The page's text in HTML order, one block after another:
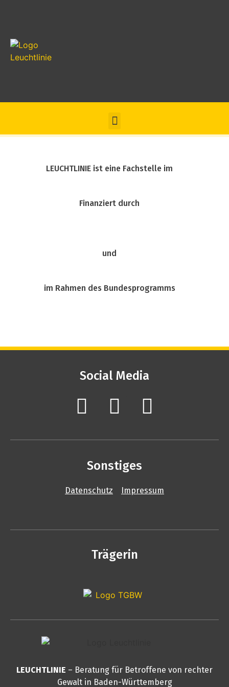
LEUCHTLINIE ist eine Fachstelle im
Finanziert durch
und
im Rahmen des Bundesprogramms
Social Media
Sonstiges
Datenschutz Impressum
Trägerin
LEUCHTLINIE – Beratung für Betroffene von rechter
Gewalt in Baden-Württemberg